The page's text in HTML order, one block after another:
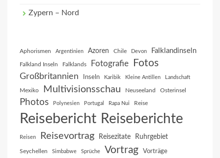
Zypern – Nord
Aphorismen Argentinien Azoren Chile Devon Falklandinseln
Falkland Inseln Falklands Fotografie Fotos
Großbritannien Inseln Karibik Kleine Antillen Landschaft
Mexiko Multivisionsschau Neuseeland Osterinsel
Photos Polynesien Portugal Rapa Nui Reise
Reisebericht Reiseberichte
Reisen Reisevortrag Reisezitate Ruhrgebiet
Seychellen Simbabwe Sprüche Vortrag Vorträge